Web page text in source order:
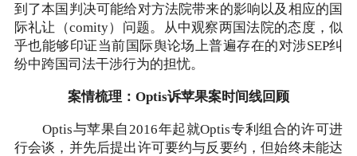
到了本国判决可能给对方法院带来的影响以及相应的国
际礼让（comity）问题。从中观察两国法院的态度，似
乎也能够印证当前国际舆论场上普遍存在的对涉SEP纠
纷中跨国司法干涉行为的担忧。
案情梳理：Optis诉苹果案时间线回顾
Optis与苹果自2016年起就Optis专利组合的许可进
行会谈，并先后提出许可要约与反要约，但始终未能达